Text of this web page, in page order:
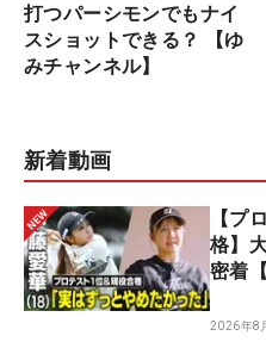
打つパーシモンでもナイ
スショットできる？ 【ゆ
みチャンネル】
新着動画
【プ
格】
密着
2026年8